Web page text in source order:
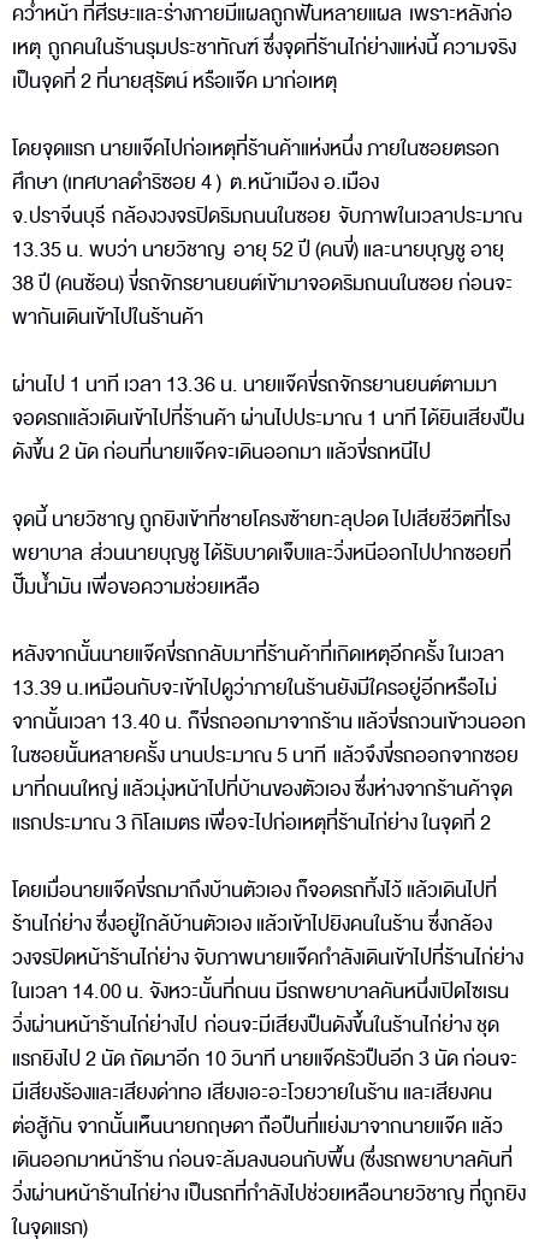
คว่ำหน้า ที่ศีรษะและร่างกายมีแผลถูกฟันหลายแผล เพราะหลังก่อ
เหตุ ถูกคนในร้านรุมประชาทัณฑ์ ซึ่งจุดที่ร้านไก่ย่างแห่งนี้ ความจริง
เป็นจุดที่ 2 ที่นายสุรัตน์ หรือแจ๊ค มาก่อเหตุ
โดยจุดแรก นายแจ๊คไปก่อเหตุที่ร้านค้าแห่งหนึ่ง ภายในซอยตรอก
ศึกษา (เทศบาลดำริซอย 4 ) ต.หน้าเมือง อ.เมือง
จ.ปราจีนบุรี กล้องวงจรปิดริมถนนในซอย จับภาพในเวลาประมาณ
13.35 น. พบว่า นายวิชาญ อายุ 52 ปี (คนขี่) และนายบุญชู อายุ
38 ปี (คนซ้อน) ขี่รถจักรยานยนต์เข้ามาจอดริมถนนในซอย ก่อนจะ
พากันเดินเข้าไปในร้านค้า
ผ่านไป 1 นาที เวลา 13.36 น. นายแจ๊คขี่รถจักรยานยนต์ตามมา
จอดรถแล้วเดินเข้าไปที่ร้านค้า ผ่านไปประมาณ 1 นาที ได้ยินเสียงปืน
ดังขึ้น 2 นัด ก่อนที่นายแจ๊คจะเดินออกมา แล้วขี่รถหนีไป
จุดนี้ นายวิชาญ ถูกยิงเข้าที่ชายโครงซ้ายทะลุปอด ไปเสียชีวิตที่โรง
พยาบาล ส่วนนายบุญชู ได้รับบาดเจ็บและวิ่งหนีออกไปปากซอยที่
ปั๊มน้ำมัน เพื่อขอความช่วยเหลือ
หลังจากนั้นนายแจ๊คขี่รถกลับมาที่ร้านค้าที่เกิดเหตุอีกครั้ง ในเวลา
13.39 น.เหมือนกับจะเข้าไปดูว่าภายในร้านยังมีใครอยู่อีกหรือไม่
จากนั้นเวลา 13.40 น. ก็ขี่รถออกมาจากร้าน แล้วขี่รถวนเข้าวนออก
ในซอยนั้นหลายครั้ง นานประมาณ 5 นาที แล้วจึงขี่รถออกจากซอย
มาที่ถนนใหญ่ แล้วมุ่งหน้าไปที่บ้านของตัวเอง ซึ่งห่างจากร้านค้าจุด
แรกประมาณ 3 กิโลเมตร เพื่อจะไปก่อเหตุที่ร้านไก่ย่าง ในจุดที่ 2
โดยเมื่อนายแจ๊คขี่รถมาถึงบ้านตัวเอง ก็จอดรถทิ้งไว้ แล้วเดินไปที่
ร้านไก่ย่าง ซึ่งอยู่ใกล้บ้านตัวเอง แล้วเข้าไปยิงคนในร้าน ซึ่งกล้อง
วงจรปิดหน้าร้านไก่ย่าง จับภาพนายแจ๊คกำลังเดินเข้าไปที่ร้านไก่ย่าง
ในเวลา 14.00 น. จังหวะนั้นที่ถนน มีรถพยาบาลคันหนึ่งเปิดไซเรน
วิ่งผ่านหน้าร้านไก่ย่างไป ก่อนจะมีเสียงปืนดังขึ้นในร้านไก่ย่าง ชุด
แรกยิงไป 2 นัด ถัดมาอีก 10 วินาที นายแจ๊ครัวปืนอีก 3 นัด ก่อนจะ
มีเสียงร้องและเสียงด่าทอ เสียงเอะอะโวยวายในร้าน และเสียงคน
ต่อสู้กัน จากนั้นเห็นนายกฤษดา ถือปืนที่แย่งมาจากนายแจ๊ค แล้ว
เดินออกมาหน้าร้าน ก่อนจะล้มลงนอนกับพื้น (ซึ่งรถพยาบาลคันที่
วิ่งผ่านหน้าร้านไก่ย่าง เป็นรถที่กำลังไปช่วยเหลือนายวิชาญ ที่ถูกยิง
ในจุดแรก)